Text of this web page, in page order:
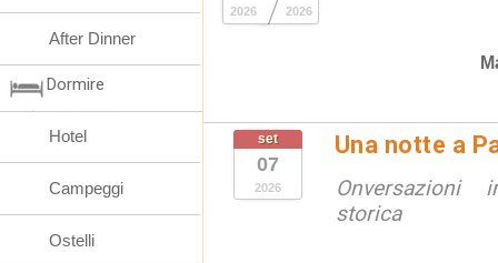
2026 2026
set
07
2026
Una notte a
Onversazioni
storica
After Dinner
Dormire
Hotel
Campeggi
Ostelli